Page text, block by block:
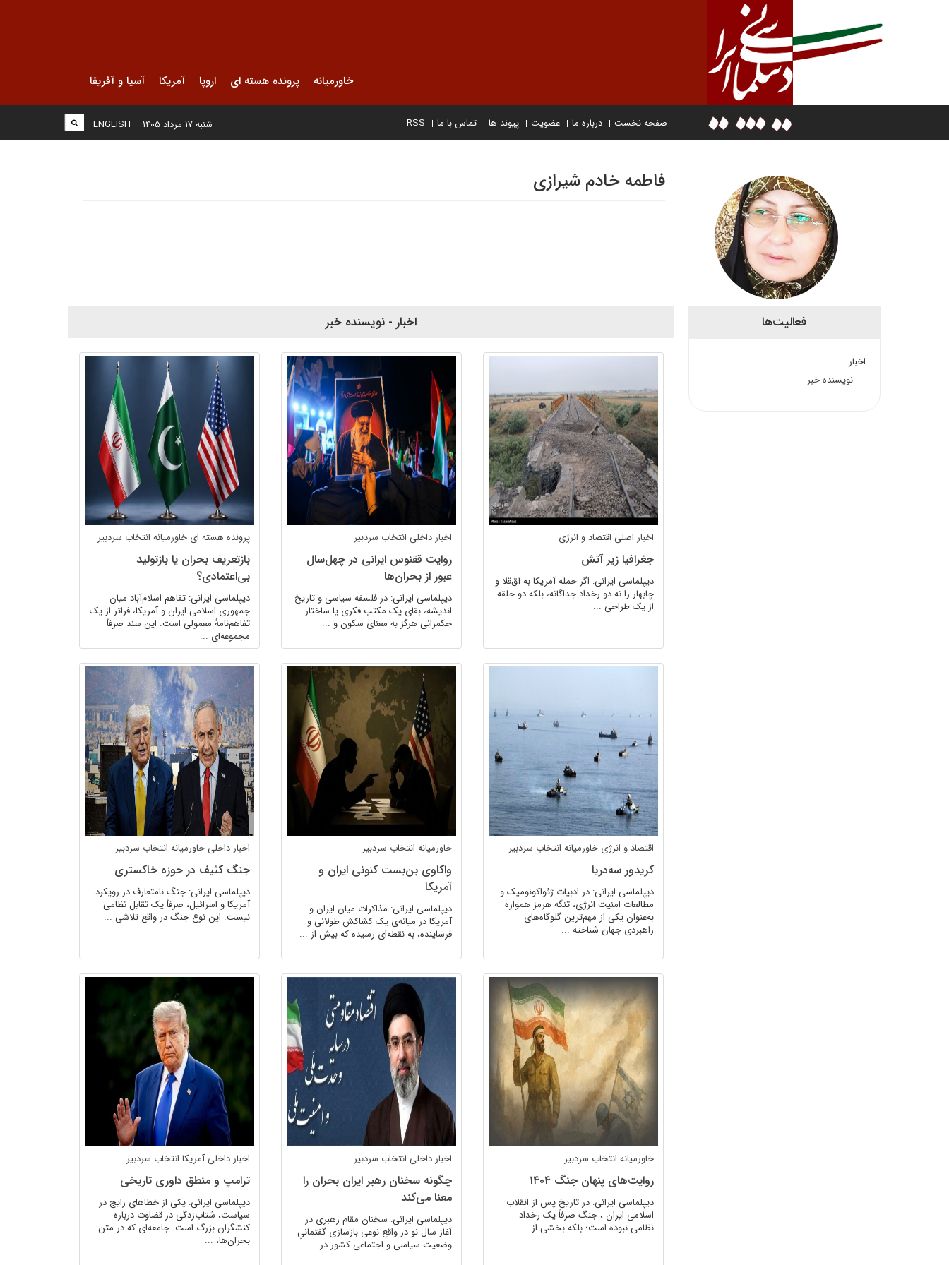
خاورمیانه پرونده هسته ای اروپا آمریکا آسیا و آفریقا
صفحه نخست درباره ما عضویت پیوند ها تماس با ما RSS
ENGLISH شنبه ۱۷ مرداد ۱۴۰۵
فاطمه خادم شیرازی
فعالیت‌ها
اخبار
- نویسنده خبر
اخبار - نویسنده خبر
اخبار اصلی اقتصاد و انرژی
جغرافیا زیر آتش
دیپلماسی ایرانی: اگر حمله آمریکا به آق‌قلا و
چابهار را نه دو رخداد جداگانه، بلکه دو حلقه
از یک طراحی ...
اخبار داخلی انتخاب سردبیر
روایت ققنوس ایرانی در چهل‌سال
عبور از بحران‌ها
دیپلماسی ایرانی: در فلسفه سیاسی و تاریخ
اندیشه، بقای یک مکتب فکری یا ساختار
حکمرانی هرگز به معنای سکون و ...
پرونده هسته ایخاورمیانه انتخاب سردبیر
بازتعریف بحران یا بازتولید
بی‌اعتمادی؟
دیپلماسی ایرانی: تفاهم اسلام‌آباد میان
جمهوری اسلامی ایران و آمریکا، فراتر از یک
تفاهم‌نامهٔ معمولی است. این سند صرفاً
مجموعه‌ای ...
اقتصاد و انرژیخاورمیانه انتخاب سردبیر
کریدور سه‌دریا
دیپلماسی ایرانی: در ادبیات ژئو‌اکونومیک و
مطالعات امنیت انرژی، تنگه هرمز همواره
به‌عنوان یکی از مهم‌ترین گلوگاه‌های
راهبردی جهان شناخته ...
خاورمیانه انتخاب سردبیر
واکاوی بن‌بست کنونی ایران و
آمریکا
دیپلماسی ایرانی: مذاکرات میان ایران و
آمریکا در میانه‌ی یک کشاکش طولانی و
فرساینده، به نقطه‌ای رسیده که بیش از ...
اخبار داخلیخاورمیانه انتخاب سردبیر
جنگ کثیف در حوزه خاکستری
دیپلماسی ایرانی: جنگ نامتعارف در رویکرد
آمریکا و اسرائیل، صرفاً یک تقابل نظامی
نیست. این نوع جنگ در واقع تلاشی ...
خاورمیانه انتخاب سردبیر
روایت‌های پنهان جنگ ۱۴۰۴
دیپلماسی ایرانی: در تاریخ پس از انقلاب
اسلامی ایران ، جنگ صرفاً یک رخداد
نظامی نبوده است؛ بلکه بخشی از ...
اخبار داخلی انتخاب سردبیر
چگونه سخنان رهبر ایران بحران را
معنا می‌کند
دیپلماسی ایرانی: سخنان مقام رهبری در
آغاز سال نو در واقع نوعی بازسازی گفتمانیِ
وضعیت سیاسی و اجتماعی کشور در ...
اخبار داخلیآمریکا انتخاب سردبیر
ترامپ و منطق داوری تاریخی
دیپلماسی ایرانی: یکی از خطاهای رایج در
سیاست، شتاب‌زدگی در قضاوت درباره
کنشگران بزرگ است. جامعه‌ای که در متن
بحران‌ها، ...